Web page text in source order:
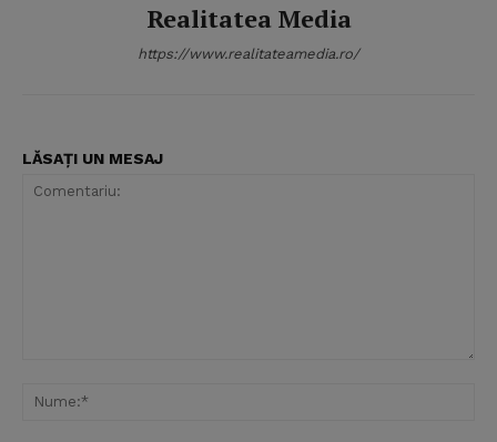
Realitatea Media
https://www.realitateamedia.ro/
LĂSAȚI UN MESAJ